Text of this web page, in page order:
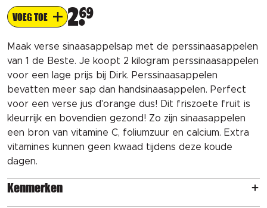
VOEG TOE 269
Maak verse sinaasappelsap met de perssinaasappelen
van 1 de Beste. Je koopt 2 kilogram perssinaasappelen
voor een lage prijs bij Dirk. Perssinaasappelen
bevatten meer sap dan handsinaasappelen. Perfect
voor een verse jus d'orange dus! Dit friszoete fruit is
kleurrijk en bovendien gezond! Zo zijn sinaasappelen
een bron van vitamine C, foliumzuur en calcium. Extra
vitamines kunnen geen kwaad tijdens deze koude
dagen.
Kenmerken